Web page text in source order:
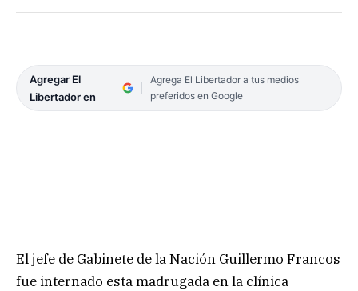
Agregar El
Libertador en
Agrega El Libertador a tus medios
preferidos en Google
El jefe de Gabinete de la Nación Guillermo Francos
fue internado esta madrugada en la clínica